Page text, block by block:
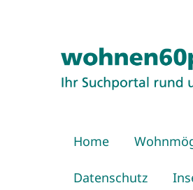
Home
Datenschutz